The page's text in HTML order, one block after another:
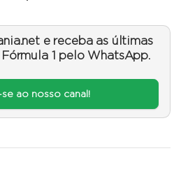
e receba as últimas
1 pelo WhatsApp.
ao nosso canal!